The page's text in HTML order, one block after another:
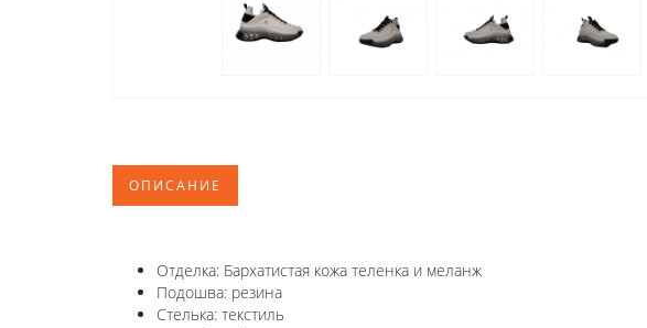
ОПИСАНИЕ
Отделка: Бархатистая кожа теленка и меланж
Подошва: резина
Стелька: текстиль